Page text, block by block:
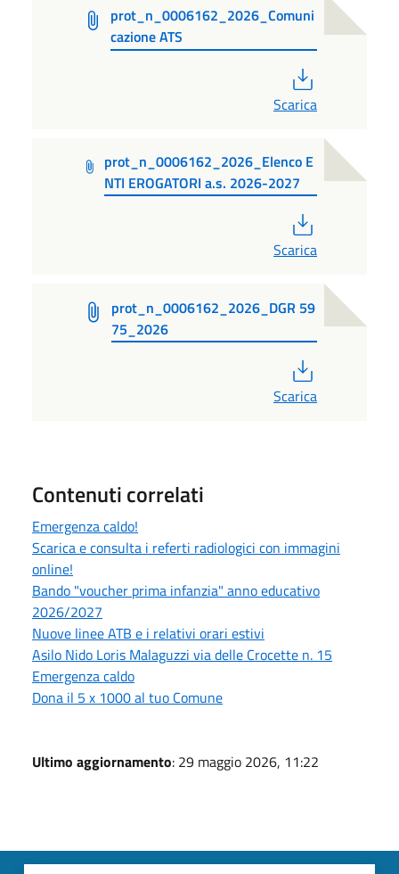
prot_n_0006162_2026_Comuni
cazione ATS
Scarica
prot_n_0006162_2026_Elenco E
NTI EROGATORI a.s. 2026-2027
Scarica
prot_n_0006162_2026_DGR 59
75_2026
Scarica
Contenuti correlati
Emergenza caldo!
Scarica e consulta i referti radiologici con immagini
online!
Bando "voucher prima infanzia" anno educativo
2026/2027
Nuove linee ATB e i relativi orari estivi
Asilo Nido Loris Malaguzzi via delle Crocette n. 15
Emergenza caldo
Dona il 5 x 1000 al tuo Comune
Ultimo aggiornamento: 29 maggio 2026, 11:22